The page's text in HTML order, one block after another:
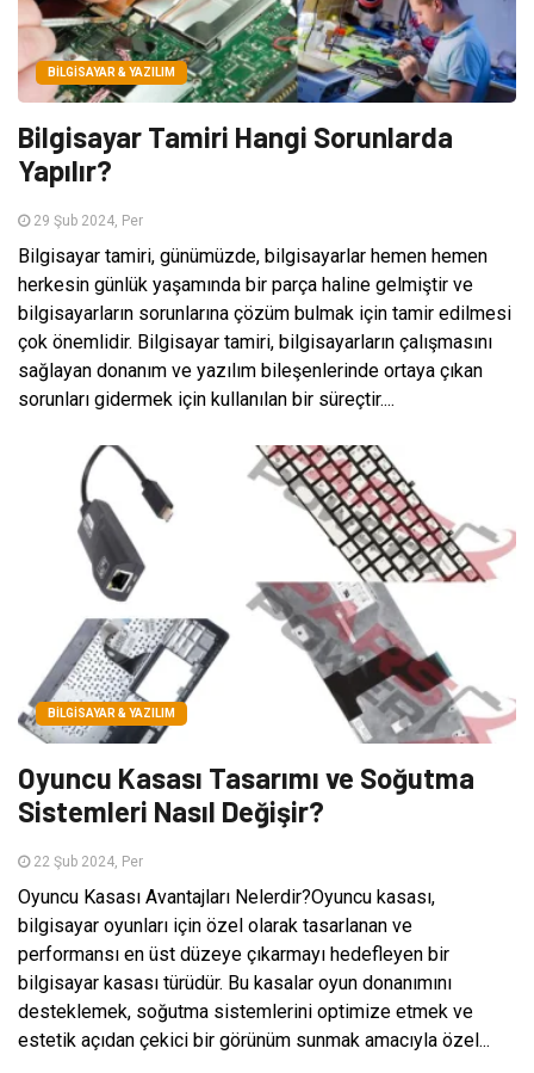
BILGISAYAR & YAZILIM
Bilgisayar Tamiri Hangi Sorunlarda
Yapılır?
29 Şub 2024, Per
Bilgisayar tamiri, günümüzde, bilgisayarlar hemen hemen
herkesin günlük yaşamında bir parça haline gelmiştir ve
bilgisayarların sorunlarına çözüm bulmak için tamir edilmesi
çok önemlidir. Bilgisayar tamiri, bilgisayarların çalışmasını
sağlayan donanım ve yazılım bileşenlerinde ortaya çıkan
sorunları gidermek için kullanılan bir süreçtir....
BILGISAYAR & YAZILIM
Oyuncu Kasası Tasarımı ve Soğutma
Sistemleri Nasıl Değişir?
22 Şub 2024, Per
Oyuncu Kasası Avantajları Nelerdir?Oyuncu kasası,
bilgisayar oyunları için özel olarak tasarlanan ve
performansı en üst düzeye çıkarmayı hedefleyen bir
bilgisayar kasası türüdür. Bu kasalar oyun donanımını
desteklemek, soğutma sistemlerini optimize etmek ve
estetik açıdan çekici bir görünüm sunmak amacıyla özel...